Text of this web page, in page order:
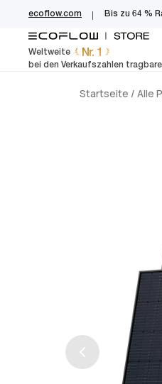
EcoFlow Germany
springen
ecoflow.com Bis zu 64 %
Weltweite Nr. 1
bei den Verkaufszahlen
Startseite / Alle